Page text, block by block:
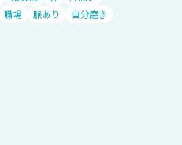
職場 脈あり
自分磨き